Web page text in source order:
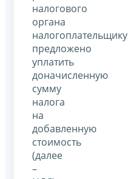
налогового
органа
налогоплательщику
предложено
уплатить
доначисленную
сумму
налога
на
добавленную
стоимость
(далее
–